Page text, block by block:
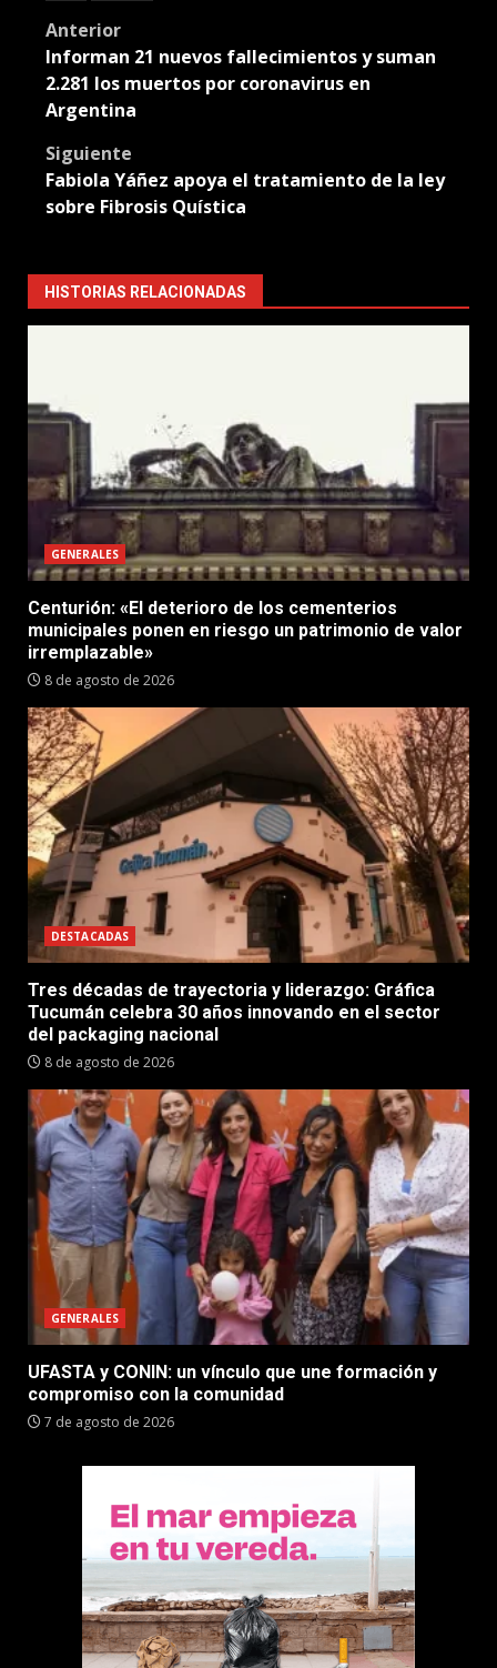
Post
navigation
Anterior
Informan 21 nuevos fallecimientos y suman
2.281 los muertos por coronavirus en
Argentina
Siguiente
Fabiola Yáñez apoya el tratamiento de la ley
sobre Fibrosis Quística
HISTORIAS RELACIONADAS
GENERALES
Centurión: «El deterioro de los cementerios
municipales ponen en riesgo un patrimonio de valor
irremplazable»
8 de agosto de 2026
DESTACADAS
Tres décadas de trayectoria y liderazgo: Gráfica
Tucumán celebra 30 años innovando en el sector
del packaging nacional
8 de agosto de 2026
GENERALES
UFASTA y CONIN: un vínculo que une formación y
compromiso con la comunidad
7 de agosto de 2026